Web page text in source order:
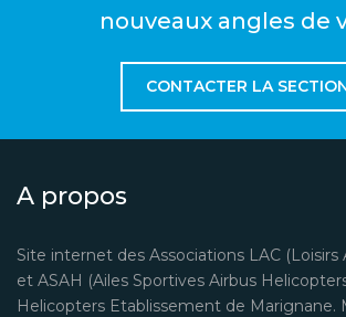
nouveaux angles de
CONTACTER LA
A propos
Site internet des Associations LAC (Loisirs
et ASAH (Ailes Sportives Airbus
Helicopters Etablissement de Marignane.